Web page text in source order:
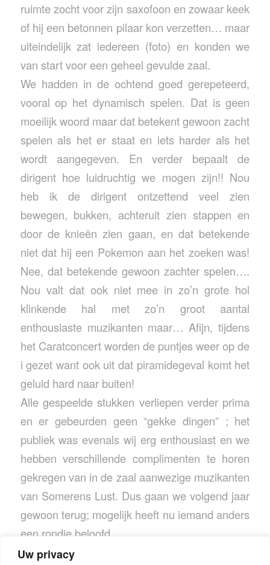
Uw privacy
ruimte zocht voor zijn saxofoon en zowaar keek
of hij een betonnen pilaar kon verzetten… maar
uiteindelijk zat iedereen (foto) en konden we
van start voor een geheel gevulde zaal.
We hadden in de ochtend goed gerepeteerd,
vooral op het dynamisch spelen. Dat is geen
moeilijk woord maar dat betekent gewoon zacht
spelen als het er staat en iets harder als het
wordt aangegeven. En verder bepaalt de
dirigent hoe luidruchtig we mogen zijn!! Nou
heb ik de dirigent ontzettend veel zien
bewegen, bukken, achteruit zien stappen en
door de knieën zien gaan, en dat betekende
niet dat hij een Pokemon aan het zoeken was!
Nee, dat betekende gewoon zachter spelen….
Nou valt dat ook niet mee in zo’n grote hol
klinkende hal met zo’n groot aantal
enthousiaste muzikanten maar… Afijn, tijdens
het Caratconcert worden de puntjes weer op de
i gezet want ook uit dat piramidegeval komt het
geluid hard naar buiten!
Alle gespeelde stukken verliepen verder prima
en er gebeurden geen “gekke dingen” ; het
publiek was evenals wij erg enthousiast en we
hebben verschillende complimenten te horen
gekregen van in de zaal aanwezige muzikanten
van Somerens Lust. Dus gaan we volgend jaar
gewoon terug; mogelijk heeft nu iemand anders
een rondje beloofd…